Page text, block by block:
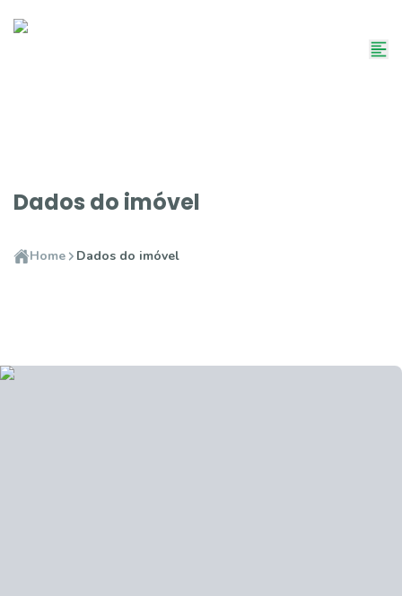
Dados do imóvel
Home Dados do imóvel